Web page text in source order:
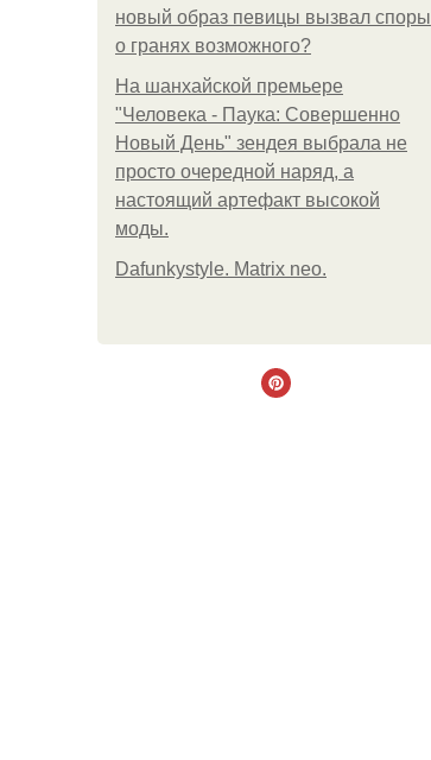
новый образ певицы вызвал споры
о гранях возможного?
На шанхайской премьере
"Человека - Паука: Совершенно
Новый День" зендея выбрала не
просто очередной наряд, а
настоящий артефакт высокой
моды.
Dafunkystyle. Matrix neo.